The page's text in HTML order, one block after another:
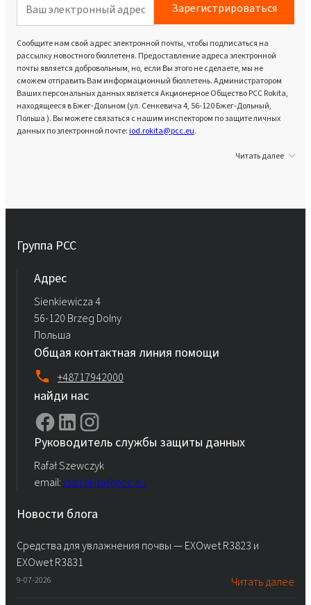
Зарегистрироваться
Сообщите нам свой адрес электронной почты, чтобы подписаться на
рассылку новостного бюллетеня. Предоставление адреса электронной
почты является добровольным, но, если Вы этого не сделаете, мы не
сможем отправить Вам информационный бюллетень. Администратором
Ваших персональных данных является Акционерное Общество PCC Rokita,
находящееся в Бжег-Дольном (ул. Сенкевича 4, 56-120 Бжег-Дольный,
Польша ). Вы можете связаться с нашим инспектором по защите личных
данных по электронной почте:iod.rokita@pcc.eu.
Читать далее
Группа PCC
Aдрес
Sienkiewicza 4
56-120 Brzeg Dolny
Польша
Общая контактная линия помощи
+48717942000
найди нас
Руководитель службы защиты данных
Rafał Szewczyk
email: iod.rokita@pcc.eu
Новости блога
Средства для увлажнения почвы — EXOwet R3823 и
EXOwet R3831
9-07-2026 Читать далее